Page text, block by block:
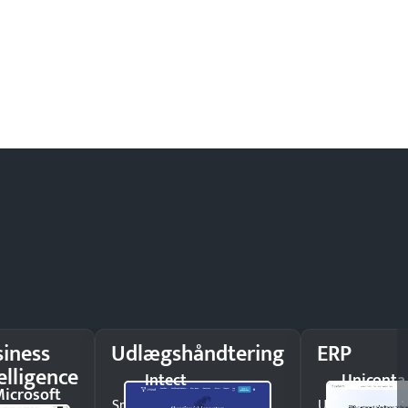
Udlægshåndtering
Intect
ERP
Uniconta